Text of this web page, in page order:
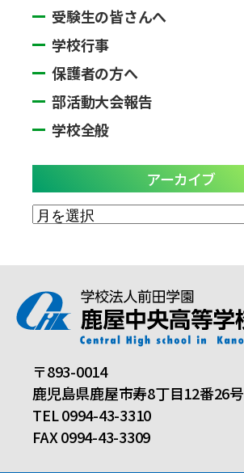
受験生の皆さんへ
学校行事
保護者の方へ
部活動大会報告
学校全般
アーカイブ
ア
ブ
〒893-0014
鹿児島県鹿屋市寿8丁目12番26号
TEL 0994-43-3310
FAX 0994-43-3309